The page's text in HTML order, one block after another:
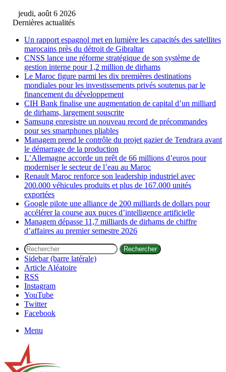
jeudi, août 6 2026
Dernières actualités
Un rapport espagnol met en lumière les capacités des satellites
marocains près du détroit de Gibraltar
CNSS lance une réforme stratégique de son système de
gestion interne pour 1,2 million de dirhams
Le Maroc figure parmi les dix premières destinations
mondiales pour les investissements privés soutenus par le
financement du développement
CIH Bank finalise une augmentation de capital d’un milliard
de dirhams, largement souscrite
Samsung enregistre un nouveau record de précommandes
pour ses smartphones pliables
Managem prend le contrôle du projet gazier de Tendrara avant
le démarrage de la production
L’Allemagne accorde un prêt de 66 millions d’euros pour
moderniser le secteur de l’eau au Maroc
Renault Maroc renforce son leadership industriel avec
200.000 véhicules produits et plus de 167.000 unités
exportées
Google pilote une alliance de 200 milliards de dollars pour
accélérer la course aux puces d’intelligence artificielle
Managem dépasse 11,7 milliards de dirhams de chiffre
d’affaires au premier semestre 2026
Rechercher
Sidebar (barre latérale)
Article Aléatoire
RSS
Instagram
YouTube
Twitter
Facebook
Menu